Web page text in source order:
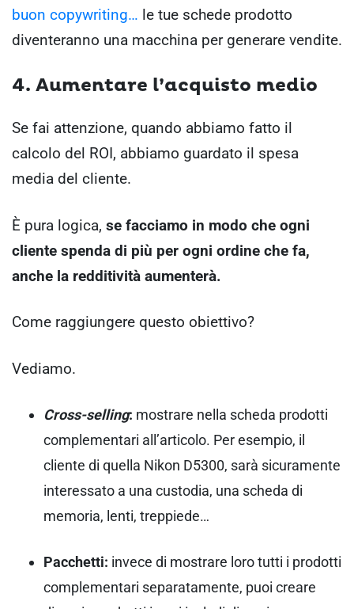
buon copywriting… le tue schede prodotto
diventeranno una macchina per generare vendite.
4. Aumentare l’acquisto medio
Se fai attenzione, quando abbiamo fatto il
calcolo del ROI, abbiamo guardato il spesa
media del cliente.
È pura logica, se facciamo in modo che ogni
cliente spenda di più per ogni ordine che fa,
anche la redditività aumenterà.
Come raggiungere questo obiettivo?
Vediamo.
Cross-selling: mostrare nella scheda prodotti
complementari all’articolo. Per esempio, il
cliente di quella Nikon D5300, sarà sicuramente
interessato a una custodia, una scheda di
memoria, lenti, treppiede…
Pacchetti: invece di mostrare loro tutti i prodotti
complementari separatamente, puoi creare